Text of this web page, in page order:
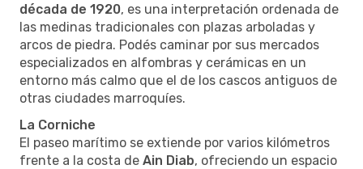
década de 1920, es una interpretación ordenada de
las medinas tradicionales con plazas arboladas y
arcos de piedra. Podés caminar por sus mercados
especializados en alfombras y cerámicas en un
entorno más calmo que el de los cascos antiguos de
otras ciudades marroquíes.
La Corniche
El paseo marítimo se extiende por varios kilómetros
frente a la costa de Ain Diab, ofreciendo un espacio